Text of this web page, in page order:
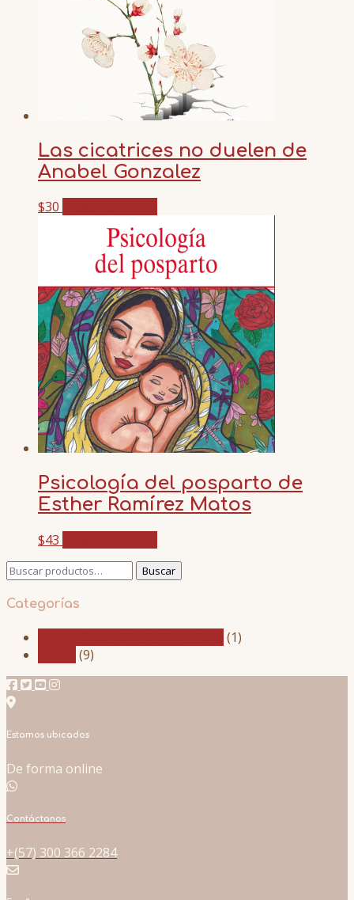
Las cicatrices no duelen de
Anabel Gonzalez
$30
Psicología del posparto de
Esther Ramírez Matos
$43
Buscar
Buscar
Categorías
(1)
(9)
Estamos ubicados
De forma online
Contáctanos
+(57) 300 366 2284